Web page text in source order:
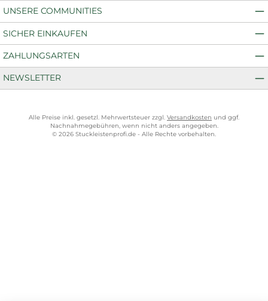
UNSERE COMMUNITIES
SICHER EINKAUFEN
ZAHLUNGSARTEN
NEWSLETTER
Alle Preise inkl. gesetzl. Mehrwertsteuer zzgl. Versandkosten und ggf.
Nachnahmegebühren, wenn nicht anders angegeben.
© 2026 Stuckleistenprofi.de - Alle Rechte vorbehalten.